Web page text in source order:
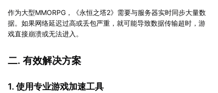
作为大型MMORPG，《永恒之塔2》需要与服务器实时同步大量数
据。如果网络延迟过高或丢包严重，就可能导致数据传输超时，游
戏直接崩溃或无法进入。
二. 有效解决方案
1. 使用专业游戏加速工具